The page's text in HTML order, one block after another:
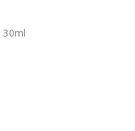
30ml